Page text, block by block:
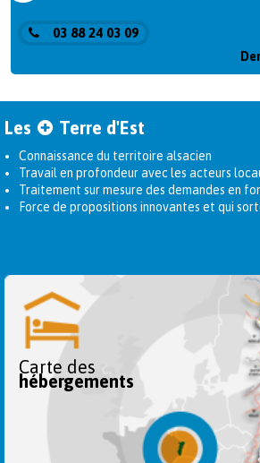
03 88 24 03 09
Les Terre d'Est
Connaissance du territoire alsacien
Travail en profondeur avec les acteurs
Traitement sur mesure des demandes en
Force de propositions innovantes et qui
Carte des
hébergements